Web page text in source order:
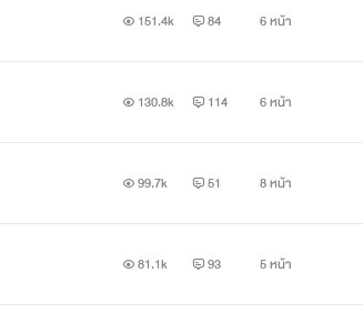
151.4k 84 6 หน้า
130.8k 114 6 หน้า
99.7k 51 8 หน้า
81.1k 93 5 หน้า